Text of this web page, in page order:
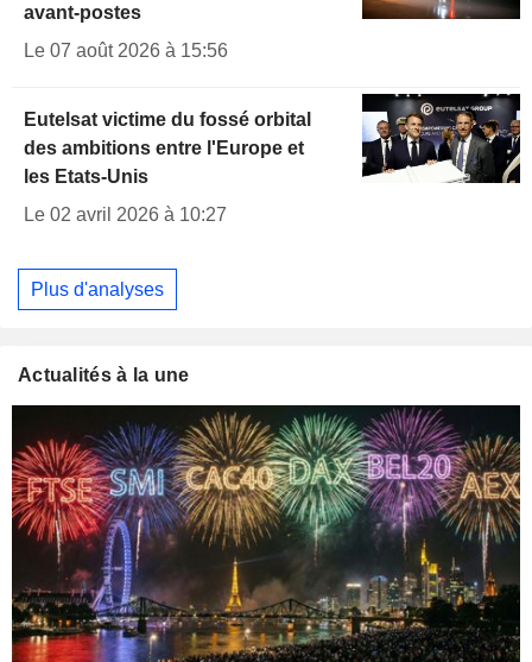
avant-postes
Le 07 août 2026 à 15:56
Eutelsat victime du fossé orbital
des ambitions entre l'Europe et
les Etats-Unis
Le 02 avril 2026 à 10:27
Plus d'analyses
Actualités à la une